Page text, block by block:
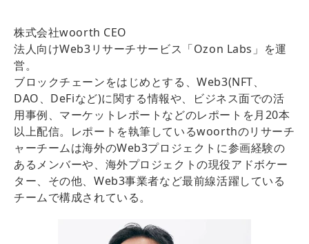
株式会社woorth CEO
法人向けWeb3リサーチサービス「Ozon Labs」を運
営。
ブロックチェーンをはじめとする、Web3(NFT、
DAO、DeFiなど)に関する情報や、ビジネス面での活
用事例、マーケットレポートなどのレポートを月20本
以上配信。レポートを執筆しているwoorthのリサーチ
ャーチームは海外のWeb3プロジェクトに参画経験の
あるメンバーや、海外プロジェクトの現役アドボケー
ター、その他、Web3事業者など最前線活躍している
チームで構成されている。